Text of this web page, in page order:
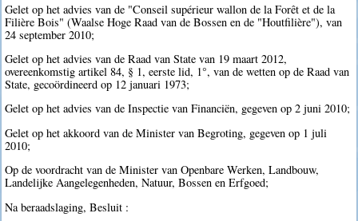
Gelet op het advies van de "Conseil supérieur wallon de la Forêt et de la
Filière Bois" (Waalse Hoge Raad van de Bossen en de "Houtfilière"), van
24 september 2010;
Gelet op het advies van de Raad van State van 19 maart 2012,
overeenkomstig artikel 84, § 1, eerste lid, 1°, van de wetten op de Raad van
State, gecoördineerd op 12 januari 1973;
Gelet op het advies van de Inspectie van Financiën, gegeven op 2 juni 2010;
Gelet op het akkoord van de Minister van Begroting, gegeven op 1 juli
2010;
Op de voordracht van de Minister van Openbare Werken, Landbouw,
Landelijke Aangelegenheden, Natuur, Bossen en Erfgoed;
Na beraadslaging, Besluit :